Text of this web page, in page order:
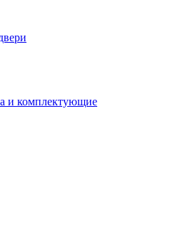
и комплектующие